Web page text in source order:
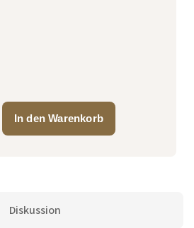
In den Warenkorb
Diskussion